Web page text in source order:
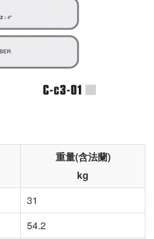
重量(含法蘭)
kg
31
54.2